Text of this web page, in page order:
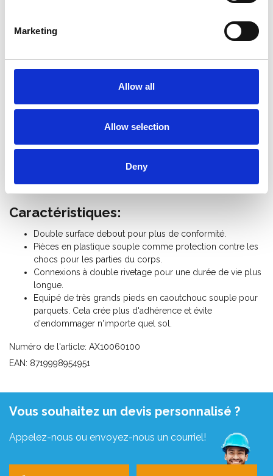
Marketing
Allow all
Allow selection
Deny
Produits similaires
Alumexx Twin-Deck® une escabeau de ménage très robuste et
L'aluminium fortement allié combiné à des pièces en plastique
durée de vie. De plus, cet escalier répond également à toutes
les normes Néerlandaises et Européennes nécessaires.
Caractéristiques:
Double surface debout pour plus de conformité.
Pièces en plastique souple comme protection contre les
chocs pour les parties du corps.
Connexions à double rivetage pour une durée de vie plus
longue.
Equipé de très grands pieds en caoutchouc souple pour
parquets. Cela crée plus d'adhérence et évite
d'endommager n'importe quel sol.
Numéro de l'article: AX10060100
EAN: 8719998954951
Vous souhaitez un devis personnalisé ?
Appelez-nous ou envoyez-nous un courriel!